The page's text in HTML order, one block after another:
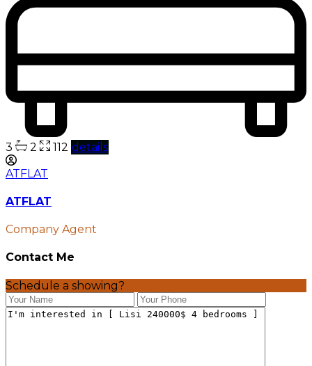
3 2 112 details
ATFLAT
ATFLAT
Company Agent
Contact Me
Schedule a showing?